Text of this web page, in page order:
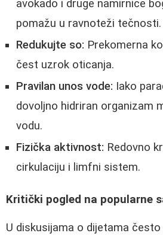
avokado i druge namirnice
pomažu u ravnoteži tečnosti.
Redukujte so: Prekomerna
čest uzrok oticanja.
Pravilan unos vode: Iako
dovoljno hidriran organizam
vodu.
Fizička aktivnost: Redovno
cirkulaciju i limfni sistem.
Kritički pogled na popularne
U diskusijama o dijetama često